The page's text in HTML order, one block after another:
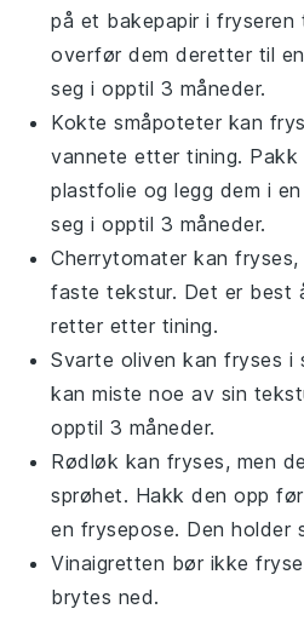
på et bakepapir i
overfør dem deretter til
seg i opptil 3 måneder.
Kokte småpoteter kan
vannete etter tining.
plastfolie og legg dem i
seg i opptil 3 måneder.
Cherrytomater kan fryses,
faste tekstur. Det er best
retter etter tining.
Svarte oliven kan fryses i
kan miste noe av sin
opptil 3 måneder.
Rødløk kan fryses, men
sprøhet. Hakk den opp
en frysepose. Den holder
Vinaigretten bør ikke
brytes ned.